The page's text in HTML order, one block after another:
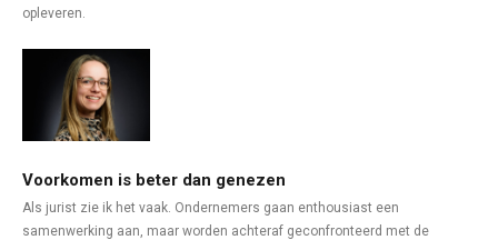
opleveren.
Voorkomen is beter dan genezen
Als jurist zie ik het vaak. Ondernemers gaan enthousiast een
samenwerking aan, maar worden achteraf geconfronteerd met de